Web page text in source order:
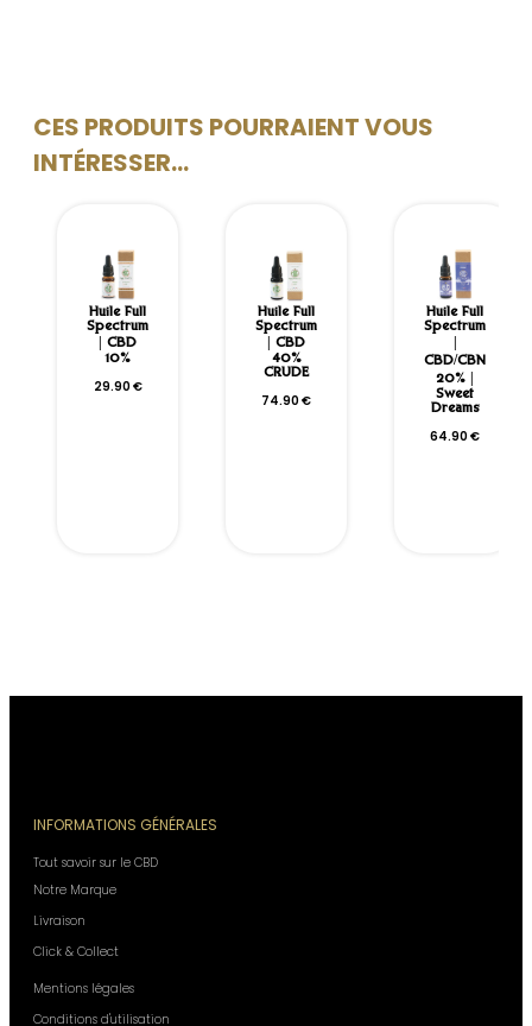
CES PRODUITS POURRAIENT VOUS
INTÉRESSER...
Huile Full
Spectrum
| CBD
10%
29.90 €
Huile Full
Spectrum
| CBD
40%
CRUDE
74.90 €
Huile Full
Spectrum
CBD/CBN
20% |
Sweet
Dreams
64.90 €
INFORMATIONS GÉNÉRALES
Tout savoir sur le CBD
Notre Marque
Livraison
Click & Collect
Mentions légales
Conditions d'utilisation